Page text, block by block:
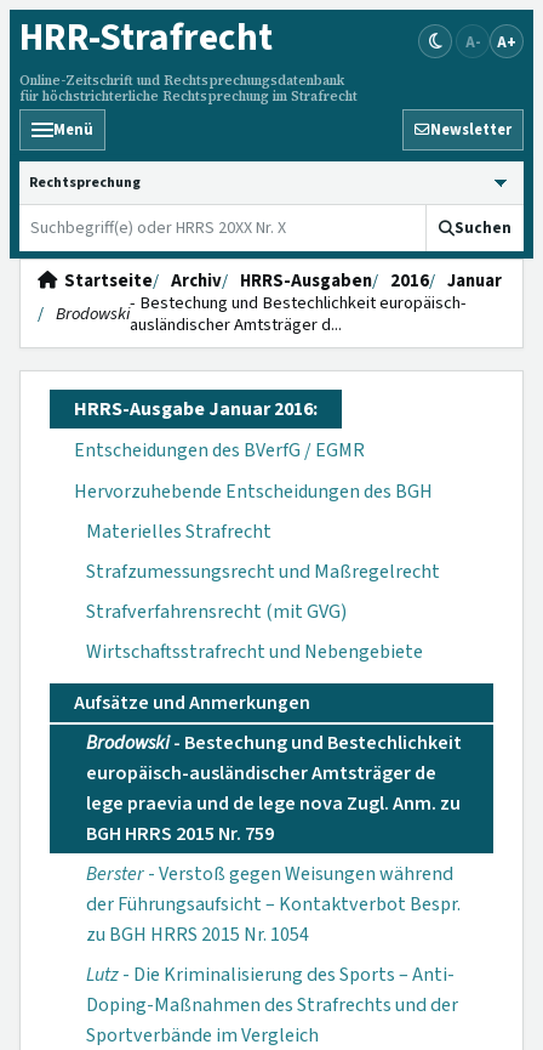
HRR-Strafrecht
Online-Zeitschrift und Rechtsprechungsdatenbank
für höchstrichterliche Rechtsprechung im Strafrecht
A- A+
Menü Newsletter
HRRS durchsuchen
Suchen
Startseite Archiv HRRS-Ausgaben 2016
Januar
Brodowski- Bestechung und Bestechlichkeit europäisch-
ausländischer Amtsträger d...
HRRS-Ausgabe Januar 2016:
Entscheidungen des BVerfG / EGMR
Hervorzuhebende Entscheidungen des BGH
Materielles Strafrecht
Strafzumessungsrecht und Maßregelrecht
Strafverfahrensrecht (mit GVG)
Wirtschaftsstrafrecht und Nebengebiete
Aufsätze und Anmerkungen
Brodowski- Bestechung und Bestechlichkeit
europäisch-ausländischer Amtsträger de
lege praevia und de lege nova Zugl. Anm. zu
BGH HRRS 2015 Nr. 759
Berster- Verstoß gegen Weisungen während
der Führungsaufsicht – Kontaktverbot Bespr.
zu BGH HRRS 2015 Nr. 1054
Lutz- Die Kriminalisierung des Sports – Anti-
Doping-Maßnahmen des Strafrechts und der
Sportverbände im Vergleich